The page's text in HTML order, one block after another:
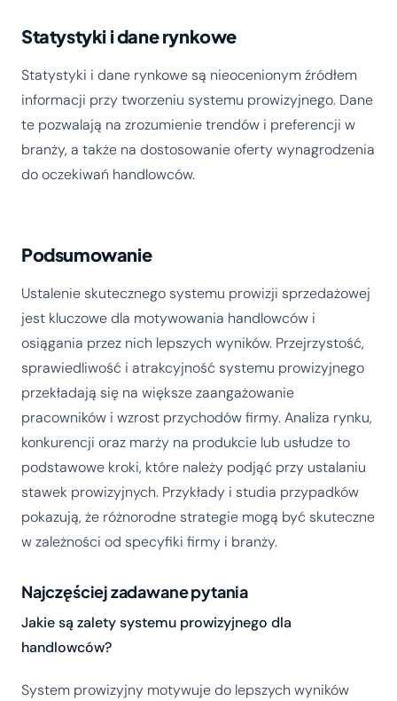
Statystyki i dane rynkowe
Statystyki i dane rynkowe są nieocenionym źródłem
informacji przy tworzeniu systemu prowizyjnego. Dane
te pozwalają na zrozumienie trendów i preferencji w
branży, a także na dostosowanie oferty wynagrodzenia
do oczekiwań handlowców.
Podsumowanie
Ustalenie skutecznego systemu prowizji sprzedażowej
jest kluczowe dla motywowania handlowców i
osiągania przez nich lepszych wyników. Przejrzystość,
sprawiedliwość i atrakcyjność systemu prowizyjnego
przekładają się na większe zaangażowanie
pracowników i wzrost przychodów firmy. Analiza rynku,
konkurencji oraz marży na produkcie lub usłudze to
podstawowe kroki, które należy podjąć przy ustalaniu
stawek prowizyjnych. Przykłady i studia przypadków
pokazują, że różnorodne strategie mogą być skuteczne
w zależności od specyfiki firmy i branży.
Najczęściej zadawane pytania
Jakie są zalety systemu prowizyjnego dla
handlowców?
System prowizyjny motywuje do lepszych wyników